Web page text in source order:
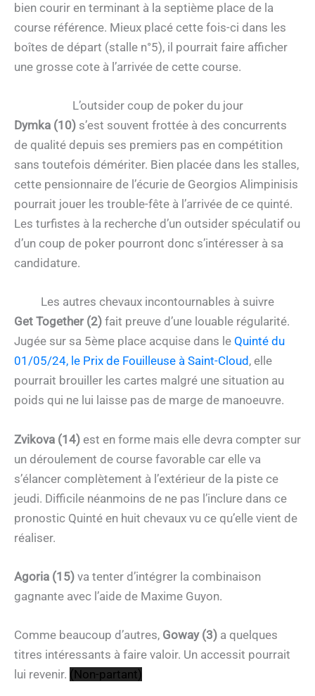
bien courir en terminant à la septième place de la
course référence. Mieux placé cette fois-ci dans les
boîtes de départ (stalle n°5), il pourrait faire afficher
une grosse cote à l’arrivée de cette course.
L’outsider coup de poker du jour
Dymka (10) s’est souvent frottée à des concurrents
de qualité depuis ses premiers pas en compétition
sans toutefois démériter. Bien placée dans les stalles,
cette pensionnaire de l’écurie de Georgios Alimpinisis
pourrait jouer les trouble-fête à l’arrivée de ce quinté.
Les turfistes à la recherche d’un outsider spéculatif ou
d’un coup de poker pourront donc s’intéresser à sa
candidature.
Les autres chevaux incontournables à suivre
Get Together (2) fait preuve d’une louable régularité.
Jugée sur sa 5ème place acquise dans le Quinté du
01/05/24, le Prix de Fouilleuse à Saint-Cloud , elle
pourrait brouiller les cartes malgré une situation au
poids qui ne lui laisse pas de marge de manoeuvre.
Zvikova (14) est en forme mais elle devra compter sur
un déroulement de course favorable car elle va
s’élancer complètement à l’extérieur de la piste ce
jeudi. Difficile néanmoins de ne pas l’inclure dans ce
pronostic Quinté en huit chevaux vu ce qu’elle vient de
réaliser.
Agoria (15) va tenter d’intégrer la combinaison
gagnante avec l’aide de Maxime Guyon.
Comme beaucoup d’autres, Goway (3) a quelques
titres intéressants à faire valoir. Un accessit pourrait
lui revenir. (Non-partant)